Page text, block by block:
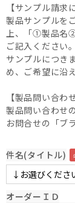
【サンプル請求
製品サンプルを
上、「①製品名
ご記入ください。
サンプルにつき
め、ご希望に沿
【製品問い合わ
製品問い合わせ
お問合せの「ブ
件名(タイトル)
オーダーＩＤ